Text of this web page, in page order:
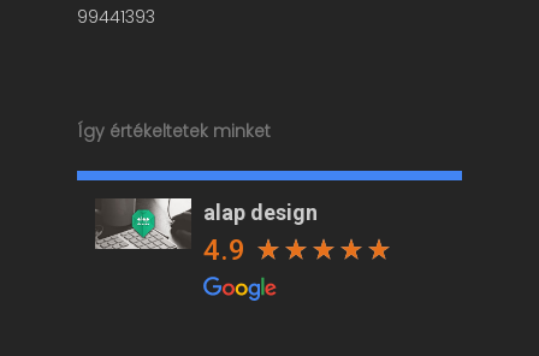
99441393
Így értékeltetek minket
alap design
4.9